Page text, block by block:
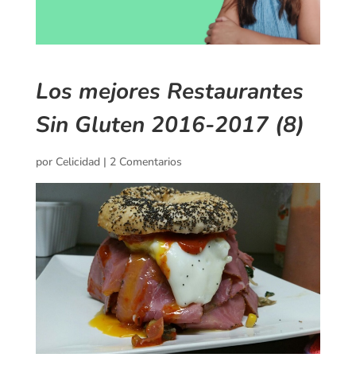
Los mejores Restaurantes
Sin Gluten 2016-2017 (8)
por Celicidad| 2 Comentarios